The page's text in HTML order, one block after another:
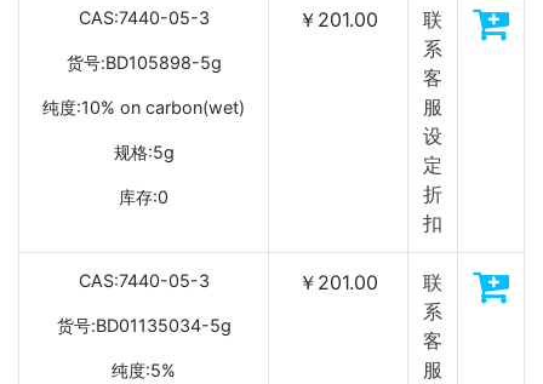
CAS:7440-05-3
货号:BD105898-5g
纯度:10% on carbon(wet)
规格:5g
库存:0
￥201.00
联
系
客
服
设
定
折
扣
CAS:7440-05-3
货号:BD01135034-5g
纯度:5%
￥201.00
联
系
客
服